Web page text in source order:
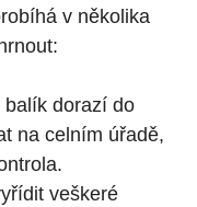
v několika
balík dorazí do
na celním úřadě,
veškeré